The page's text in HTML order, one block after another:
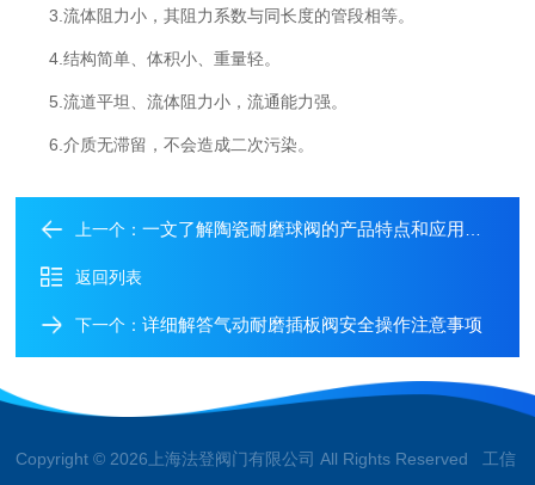
3.流体阻力小，其阻力系数与同长度的管段相等。
4.结构简单、体积小、重量轻。
5.流道平坦、流体阻力小，流通能力强。
6.介质无滞留，不会造成二次污染。
上一个：一文了解陶瓷耐磨球阀的产品特点和应用领域
返回列表
下一个：详细解答气动耐磨插板阀安全操作注意事项
Copyright © 2026上海法登阀门有限公司 All Rights Reserved 工信